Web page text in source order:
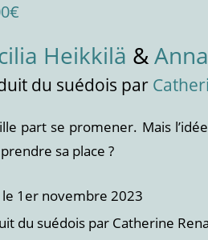
€
Heikkilä &
du suédois par
part se promener. Mais
sa place ?
le 1er novembre 2023
du suédois par Catherine